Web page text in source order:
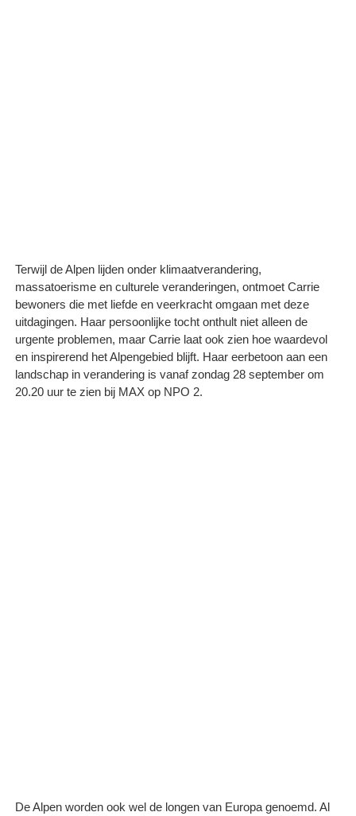
Terwijl de Alpen lijden onder klimaatverandering,
massatoerisme en culturele veranderingen, ontmoet Carrie
bewoners die met liefde en veerkracht omgaan met deze
uitdagingen. Haar persoonlijke tocht onthult niet alleen de
urgente problemen, maar Carrie laat ook zien hoe waardevol
en inspirerend het Alpengebied blijft. Haar eerbetoon aan een
landschap in verandering is vanaf zondag 28 september om
20.20 uur te zien bij MAX op NPO 2.
De Alpen worden ook wel de longen van Europa genoemd. Al